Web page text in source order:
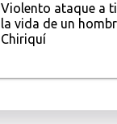
Violento ataque a
la vida de un
Chiriquí